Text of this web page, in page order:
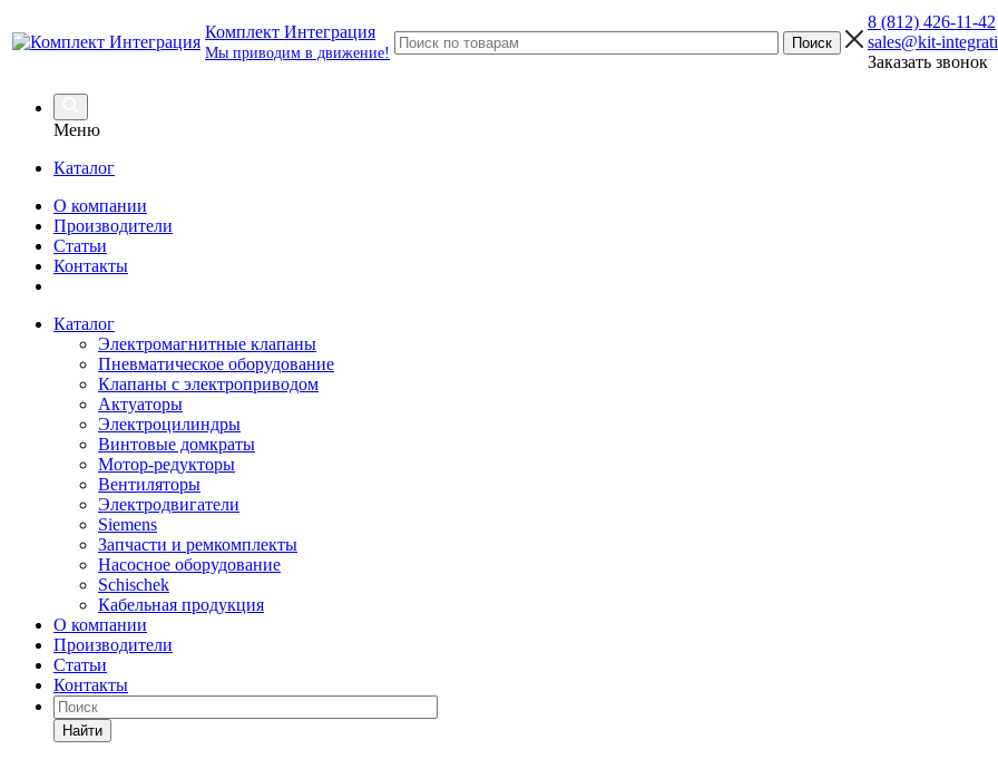
Комплект Интеграция
Мы приводим в движение!
8 (812) 426-11-42
sales@kit-
Заказать звонок
Меню
Каталог
О компании
Производители
Статьи
Контакты
Каталог
Электромагнитные клапаны
Пневматическое оборудование
Клапаны с электроприводом
Актуаторы
Электроцилиндры
Винтовые домкраты
Мотор-редукторы
Вентиляторы
Электродвигатели
Siemens
Запчасти и ремкомплекты
Насосное оборудование
Schischek
Кабельная продукция
О компании
Производители
Статьи
Контакты
Найти